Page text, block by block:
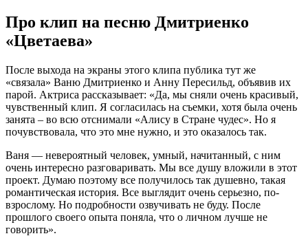
Про клип на песню Дмитриенко
«Цветаева»
После выхода на экраны этого клипа публика тут же
«связала» Ваню Дмитриенко и Анну Пересильд, объявив их
парой. Актриса рассказывает: «Да, мы сняли очень красивый,
чувственный клип. Я согласилась на съемки, хотя была очень
занята – во всю отснимали «Алису в Стране чудес». Но я
почувствовала, что это мне нужно, и это оказалось так.
Ваня — невероятный человек, умный, начитанный, с ним
очень интересно разговаривать. Мы все душу вложили в этот
проект. Думаю поэтому все получилось так душевно, такая
романтическая история. Все выглядит очень серьезно, по-
взрослому. Но подробности озвучивать не буду. После
прошлого своего опыта поняла, что о личном лучше не
говорить».